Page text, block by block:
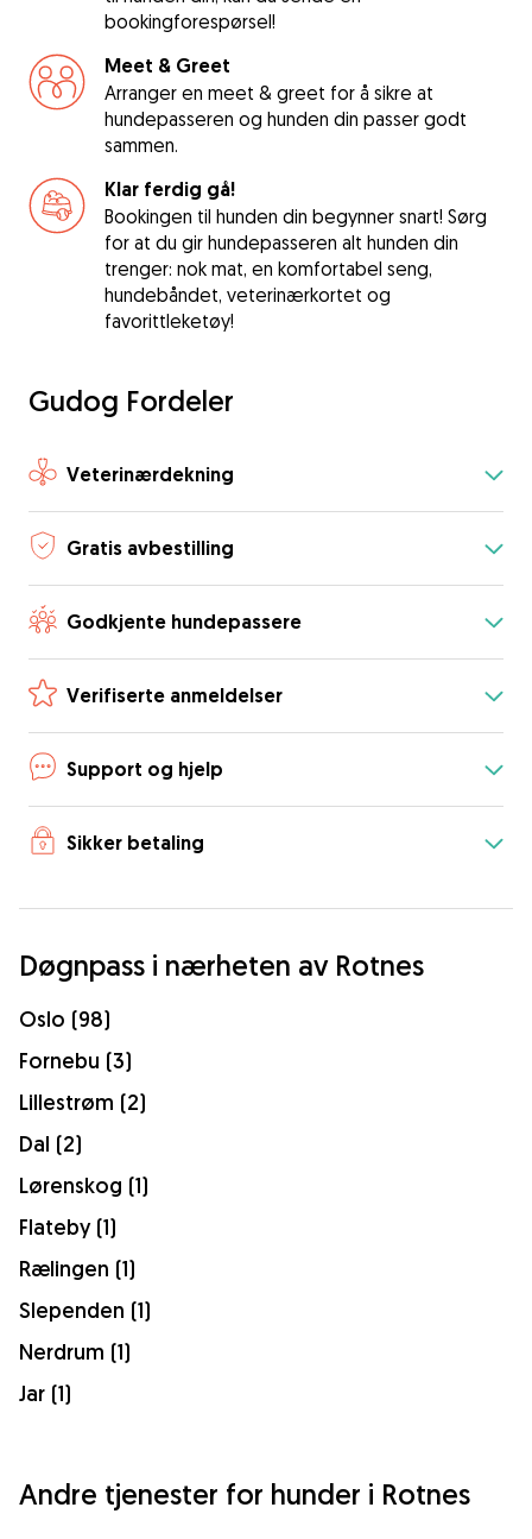
bookingforespørsel!
Meet & Greet
Arranger en meet & greet for å sikre at
hundepasseren og hunden din passer godt
sammen.
Klar ferdig gå!
Bookingen til hunden din begynner snart! Sørg
for at du gir hundepasseren alt hunden din
trenger: nok mat, en komfortabel seng,
hundebåndet, veterinærkortet og
favorittleketøy!
Gudog Fordeler
Veterinærdekning
Gratis avbestilling
Godkjente hundepassere
Verifiserte anmeldelser
Support og hjelp
Sikker betaling
Døgnpass i nærheten av Rotnes
Oslo (98)
Fornebu (3)
Lillestrøm (2)
Dal (2)
Lørenskog (1)
Flateby (1)
Rælingen (1)
Slependen (1)
Nerdrum (1)
Jar (1)
Andre tjenester for hunder i Rotnes